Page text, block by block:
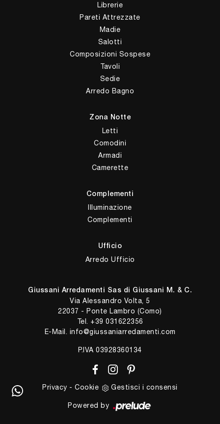
Librerie
Pareti Attrezzate
Madie
Salotti
Composizioni Sospese
Tavoli
Sedie
Arredo Bagno
Zona Notte
Letti
Comodini
Armadi
Camerette
Complementi
Illuminazione
Complementi
Ufficio
Arredo Ufficio
Giussani Arredamenti Sas di Giussani M. & C.
Via Alessandro Volta, 5
22037 - Ponte Lambro (Como)
Tel. +39 031622356
E-Mail. info@giussaniarredamenti.com
P.IVA 03928360134
Privacy -Cookie Gestisci i consensi
Powered by